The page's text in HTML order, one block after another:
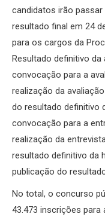
candidatos irão
resultado final em 24
para os cargos da
Resultado definitivo
convocação para a
realização da
do resultado definitivo
convocação para a
realização da
resultado definitivo da
publicação do
No total, o concurso
43.473 inscrições para